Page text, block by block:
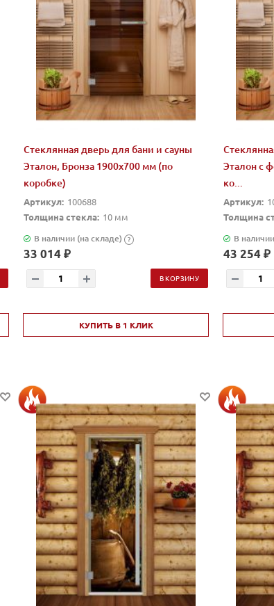
Стеклянная дверь для бани и сауны
Эталон, Бронза 1900х700 мм (по
коробке)
Артикул: 100688
Толщина стекла: 10 мм
В наличии (на складе) ?
33 014 ₽
В КОРЗИНУ
КУПИТЬ В 1 КЛИК
Эталон с
ко...
Артикул:
Толщина
В
43 254 ₽